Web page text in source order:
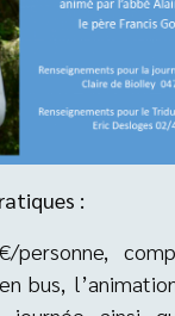
:
personne,
bus,